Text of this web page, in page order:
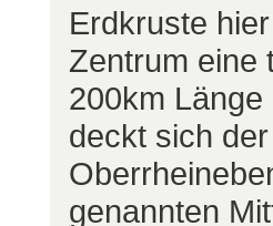
Erdkruste
Zentrum eine
200km
deckt sich
genannten